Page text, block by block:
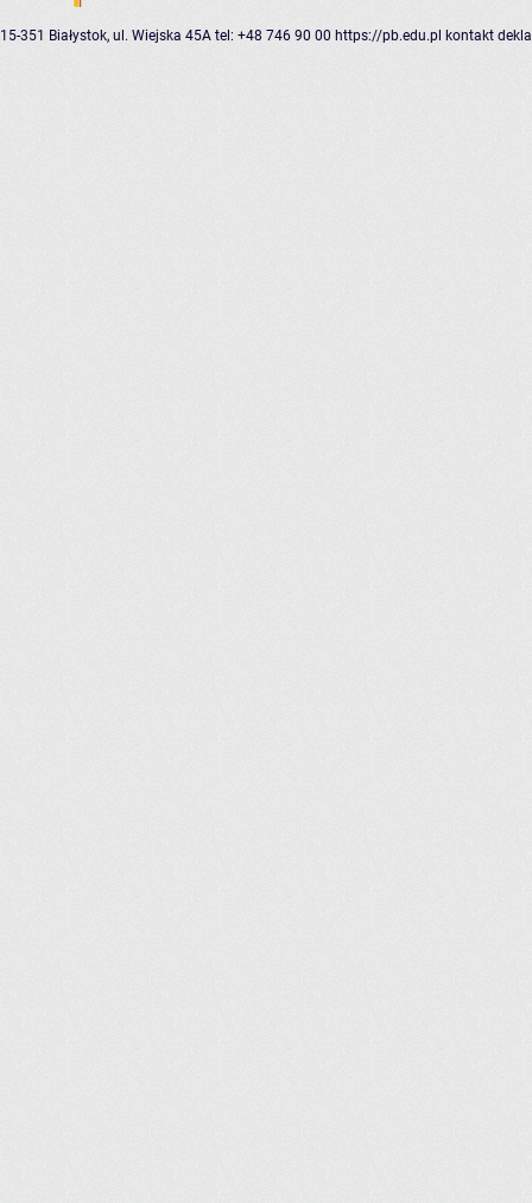
15-351 Białystok, ul. Wiejska 45A tel: +48 746 90 00 https://pb.edu.pl kontakt